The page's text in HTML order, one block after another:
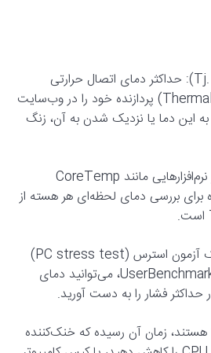
حداکثر دمای مجاز (Tj. Max): حداکثر دمای اتصال حرارتی
(Thermal Junction Maximum) پردازنده خود را در وب‌سایت
این دما یا نزدیک شدن به آن، زنگ
ابزارهای نظارت: استفاده از نرم‌افزارهایی مانند CoreTemp
برای بررسی دمای لحظه‌ای هر هسته از
تست استرس: با اجرای یک آزمون استرس (PC stress test)
توسط نرم‌افزارهایی مانند UserBenchmark، می‌توانید دمای
حداکثر فشار را به دست آورید.
هستند، زمان آن رسیده که خنک‌کننده